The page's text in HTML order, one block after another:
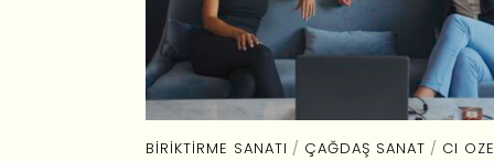
BIRIKTIRME SANATI / ÇAĞDAŞ SANAT / CI